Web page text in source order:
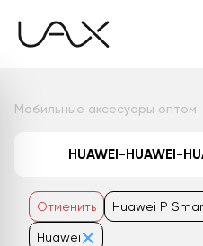
Мобильные аксесуары оптом
HUAWEI-HUAWEI-
Отменить Huawei P
Huawei